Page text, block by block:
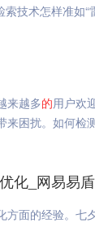
索技术怎样准如“
来越多的用户欢
来困扰。如何检
化_网易易盾
方面的经验。七